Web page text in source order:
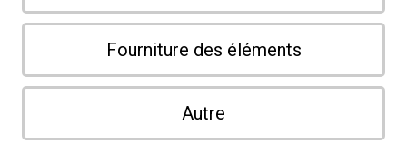
Fourniture des éléments
Autre